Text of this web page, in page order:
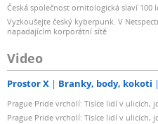
Česká společnost ornitologická slaví 100
Vyzkoušejte český kyberpunk. V
napadajícím korporátní sítě
Video
Prostor X Branky, body, kokoti
Prague Pride vrcholí: Tisíce lidí v ulicích,
Prague Pride vrcholí: Tisíce lidí v ulicích,